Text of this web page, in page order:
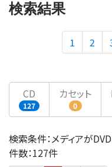
検索結果
1 2
CD
127
カセット
0
検索条件：メディアが
件数：127件